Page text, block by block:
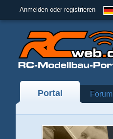
Anmelden oder registrieren
Portal Forum